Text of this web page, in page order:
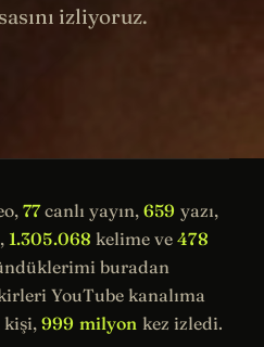
izliyoruz.
77canlı yayın,659 yazı,
1.305.068 kelime ve478
buradan
YouTube kanalıma
kişi, 999 milyon kez izledi.